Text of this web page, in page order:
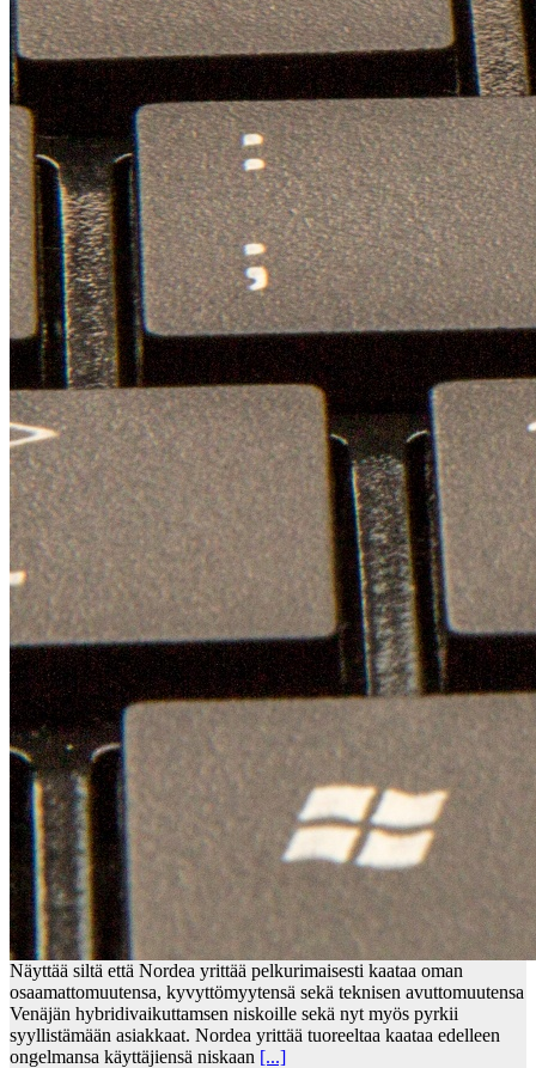
Näyttää siltä että Nordea yrittää pelkurimaisesti kaataa oman
osaamattomuutensa, kyvyttömyytensä sekä teknisen avuttomuutensa
Venäjän hybridivaikuttamsen niskoille sekä nyt myös pyrkii
syyllistämään asiakkaat. Nordea yrittää tuoreeltaa kaataa edelleen
ongelmansa käyttäjiensä niskaan [...]